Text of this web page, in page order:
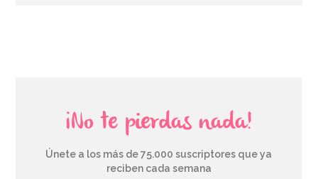
¡No te pierdas nada!
Únete a los más de 75.000 suscriptores que ya
reciben cada semana